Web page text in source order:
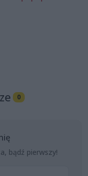
0
bądź pierwszy!